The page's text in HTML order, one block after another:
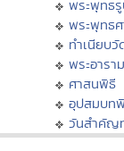
พระพุทธ
พระพุทธศ
ทำเนียบวั
พระอารา
ศาสนพิธี
อุปสมบท
วันสำคัญ